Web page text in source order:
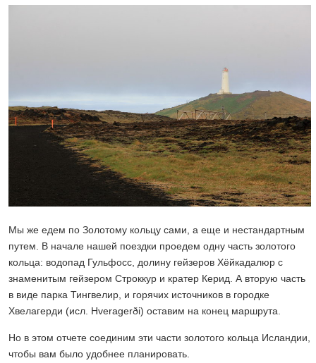
Мы же едем по Золотому кольцу сами, а еще и нестандартным
путем. В начале нашей поездки проедем одну часть золотого
кольца: водопад Гульфосс, долину гейзеров Хёйкадалюр с
знаменитым гейзером Строккур и кратер Керид. А вторую часть
в виде парка Тингвелир, и горячих источников в городке
Хвелагерди (исл. Hveragerði) оставим на конец маршрута.
Но в этом отчете соединим эти части золотого кольца Исландии,
чтобы вам было удобнее планировать.